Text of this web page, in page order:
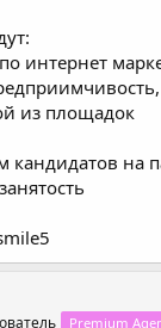
интернет
из площадок
кандидатов на
Premium